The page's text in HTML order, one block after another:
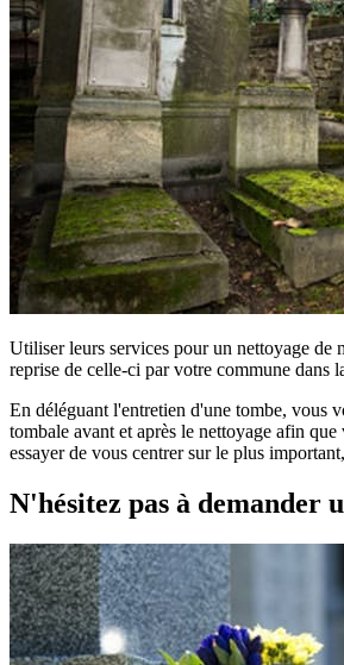
Utiliser leurs services pour un nettoyage de
reprise de celle-ci par votre commune dans
En déléguant l'entretien d'une tombe, vous
tombale avant et après le nettoyage afin
essayer de vous centrer sur le plus
N'hésitez pas à demander